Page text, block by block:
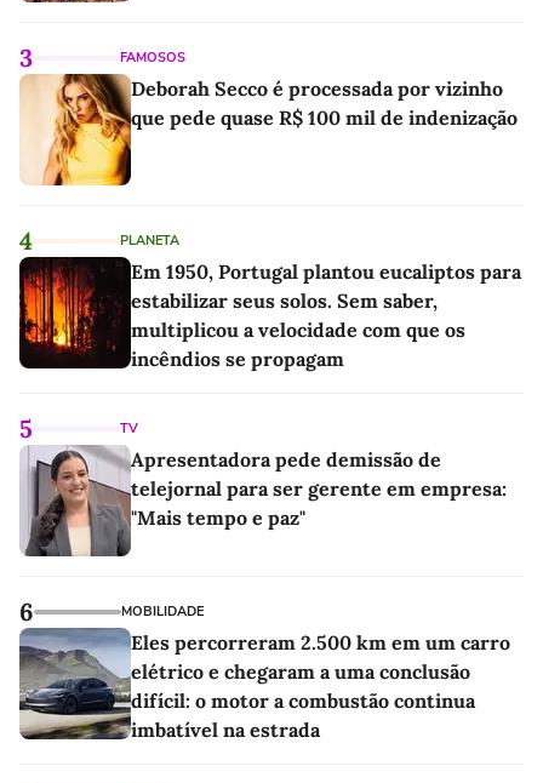
3 FAMOSOS
Deborah Secco é processada por vizinho
que pede quase R$ 100 mil de indenização
4 PLANETA
Em 1950, Portugal plantou eucaliptos para
estabilizar seus solos. Sem saber,
multiplicou a velocidade com que os
incêndios se propagam
5 TV
Apresentadora pede demissão de
telejornal para ser gerente em empresa:
"Mais tempo e paz"
6 MOBILIDADE
Eles percorreram 2.500 km em um carro
elétrico e chegaram a uma conclusão
difícil: o motor a combustão continua
imbatível na estrada